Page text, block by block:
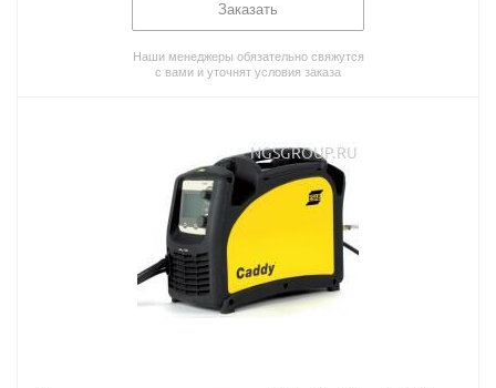
Заказать
Наши менеджеры обязательно свяжутся
с вами и уточнят условия заказа